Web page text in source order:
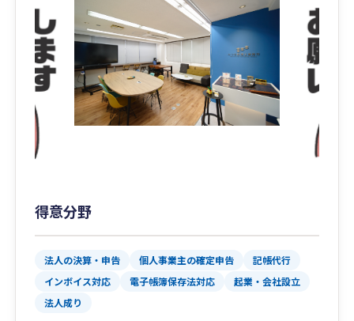
得意分野
法人の決算・申告 個人事業主の確定申告
記帳代行
インボイス対応
電子帳簿保存法対応
起業・会社設立
法人成り